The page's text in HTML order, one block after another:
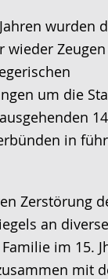
wurden
wieder
um die
in
Zerstörung
an
im 15.
mit